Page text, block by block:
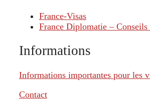
France-Visas
France Diplomatie – Conseils
Informations
Informations importantes pour les
Contact